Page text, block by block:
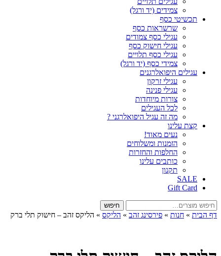
צמידים (יד ורגל)
תכשיטי כסף
שרשראות כסף
עגילי כסף צמודים
עגילי חישוק כסף
עגילי כסף תלויים
צמידי כסף (יד ורגל)
עגילים היפואלרגנים
עגילי זרקון
עגילי פנינה
צורות מיוחדות
לכל העגילים
מה זה עגיל היפואלרגני ?
קצת עלינו
נעים מאוד!
הזמנות ומשלוחים
החלפות והחזרות
כותבים עלינו
תקנון
SALE
Gift Card
חיפוש
עבור:
חיפוש
דף הבית » חנות » פירסינג זהב » הליקס » הליקס זהב – חישוק תלי ברק